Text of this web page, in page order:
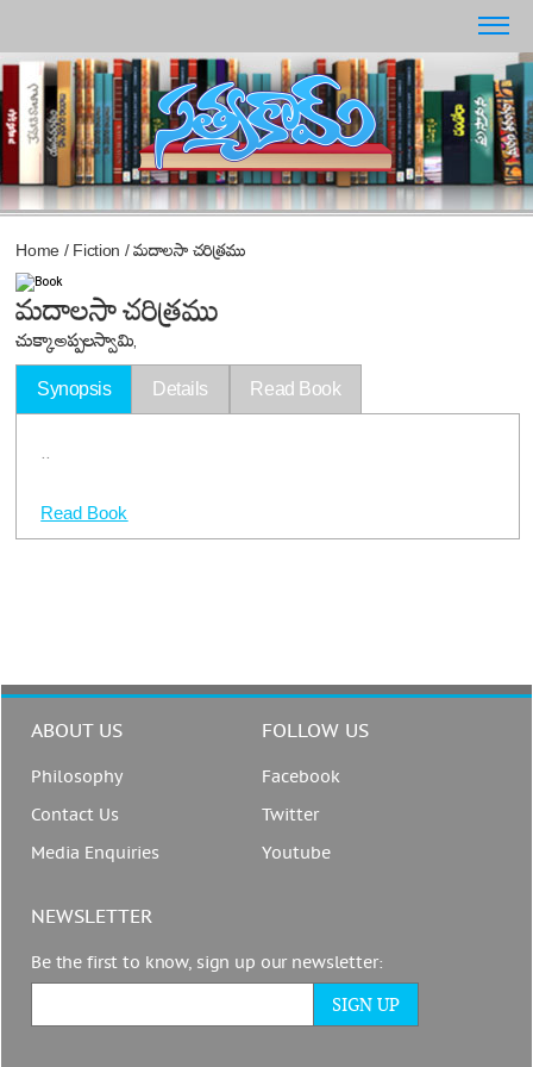
Home / Fiction / మదాలసా చరిత్రము
మదాలసా చరిత్రము
చుక్కా అప్పలస్వామి,
Synopsis Details Read Book
..
Read Book
ABOUT US
Philosophy
Contact Us
Media Enquiries
FOLLOW US
Facebook
Twitter
Youtube
NEWSLETTER
Be the first to know, sign up our newsletter: